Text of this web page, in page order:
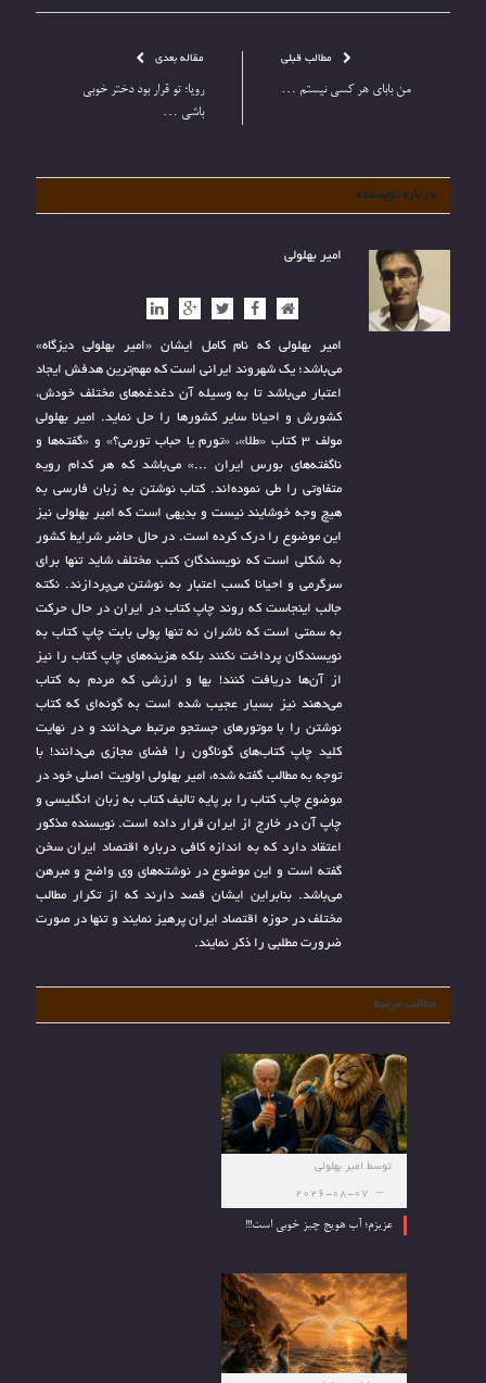
مطالب قبلی
من بابای هر کسی نیستم …
مقاله بعدی
رویا؛ تو قرار بود دختر خوبی
باشی …
درباره نویسنده
امیر بهلولی
وب
فیس توییترگوگل+ارتباط
امیر بهلولی که نام کامل ایشان «امیر بهلولی دیزگاه»
می‌باشد؛ یک شهروند ایرانی است که مهم‌ترین هدفش ایجاد
اعتبار می‌باشد تا به وسیله آن دغدغه‌های مختلف خودش،
کشورش و احیانا سایر کشورها را حل نماید. امیر بهلولی
مولف 3 کتاب «طلا»، «تورم یا حباب تورمی؟» و «گفته‌ها و
ناگفته‌های بورس ایران ...» می‌باشد که هر کدام رویه
متفاوتی را طی نموده‌اند. کتاب نوشتن به زبان فارسی به
هیچ وجه خوشایند نیست و بدیهی است که امیر بهلولی نیز
این موضوع را درک کرده است. در حال حاضر شرایط کشور
به شکلی است که نویسندگان کتب مختلف شاید تنها برای
سرگرمی و احیانا کسب اعتبار به نوشتن می‌پردازند. نکته
جالب اینجاست که روند چاپ کتاب در ایران در حال حرکت
به سمتی است که ناشران نه تنها پولی بابت چاپ کتاب به
نویسندگان پرداخت نکنند بلکه هزینه‌های چاپ کتاب را نیز
از آن‌ها دریافت کنند! بها و ارزشی که مردم به کتاب
می‌دهند نیز بسیار عجیب شده است به گونه‌ای که کتاب
نوشتن را با موتورهای جستجو مرتبط می‌دانند و در نهایت
کلید چاپ کتاب‌های گوناگون را فضای مجازی می‌دانند! با
توجه به مطالب گفته شده، امیر بهلولی اولویت اصلی خود در
موضوع چاپ کتاب را بر پایه تالیف کتاب به زبان انگلیسی و
چاپ آن در خارج از ایران قرار داده است. نویسنده مذکور
اعتقاد دارد که به اندازه کافی درباره اقتصاد ایران سخن
گفته است و این موضوع در نوشته‌های وی واضح و مبرهن
می‌باشد. بنابراین ایشان قصد دارند که از تکرار مطالب
مختلف در حوزه اقتصاد ایران پرهیز نمایند و تنها در صورت
ضرورت مطلبی را ذکر نمایند.
مطالب مرتبط
توسط امیر بهلولی
2026-08-07
عزیزم؛ آب هویج چیز خوبی است!!!